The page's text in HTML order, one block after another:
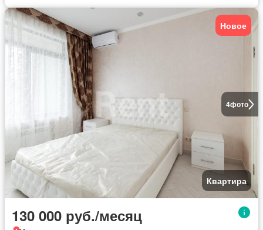
4фото
Новое
Квартира
130 000 руб./месяц